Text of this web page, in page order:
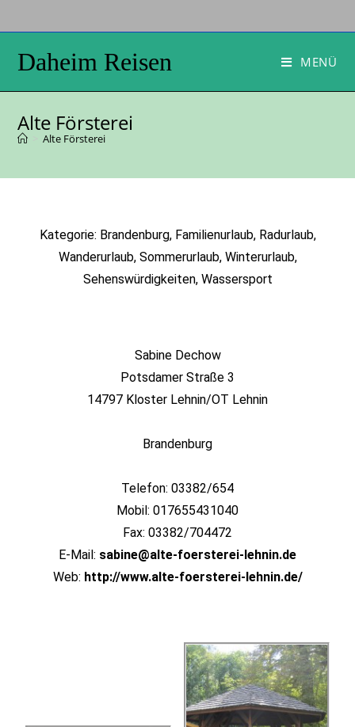
Daheim Reisen MENÜ
Alte Försterei
Alte Försterei
Kategorie: Brandenburg, Familienurlaub, Radurlaub,
Wanderurlaub, Sommerurlaub, Winterurlaub,
Sehenswürdigkeiten, Wassersport
Sabine Dechow
Potsdamer Straße 3
14797 Kloster Lehnin/OT Lehnin
Brandenburg
Telefon: 03382/654
Mobil: 017655431040
Fax: 03382/704472
E-Mail: sabine@alte-foersterei-lehnin.de
Web: http://www.alte-foersterei-lehnin.de/